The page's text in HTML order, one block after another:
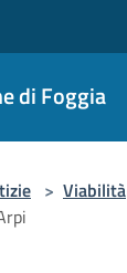
di Foggia
> Viabilità